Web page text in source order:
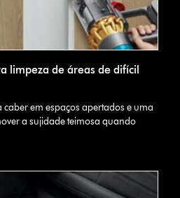
limpeza de áreas de difícil
em espaços apertados e uma
a sujidade teimosa quando